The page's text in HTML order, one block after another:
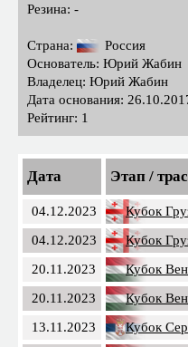
Резина: -
Страна:
Россия
Основатель: Юрий Жабин
Владелец: Юрий Жабин
Дата основания:
Рейтинг: 1
Дата Этап /
04.12.2023 Кубок
04.12.2023
Кубок
20.11.2023
Кубок
20.11.2023
Кубок
13.11.2023
Кубок